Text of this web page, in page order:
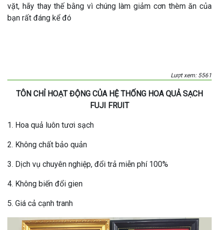
vặt, hãy thay thế bằng vì chúng làm giảm cơn thèm ăn của
bạn rất đáng kể đó
Lượt xem: 5561
TÔN CHỈ HOẠT ĐỘNG CỦA HỆ THỐNG HOA QUẢ SẠCH
FUJI FRUIT
1. Hoa quả luôn tươi sạch
2. Không chất bảo quản
3. Dịch vụ chuyên nghiệp, đổi trả miễn phí 100%
4. Không biến đổi gien
5. Giá cả cạnh tranh